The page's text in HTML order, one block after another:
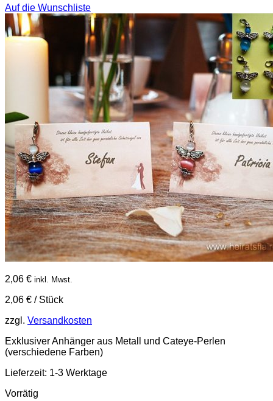
Auf die Wunschliste
2,06 € inkl. Mwst.
2,06 € / Stück
zzgl. Versandkosten
Exklusiver Anhänger aus Metall und Cateye-Perlen
(verschiedene Farben)
Lieferzeit: 1-3 Werktage
Vorrätig